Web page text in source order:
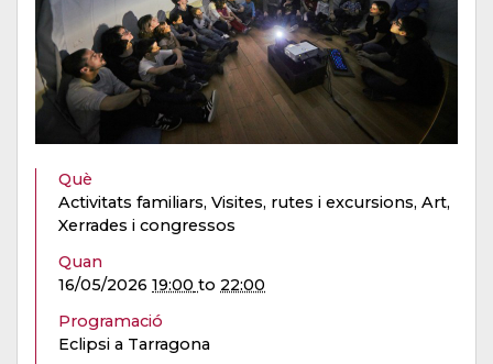
Què
Activitats familiars, Visites, rutes i excursions, Art,
Xerrades i congressos
Quan
16/05/2026 19:00 to 22:00
Programació
Eclipsi a Tarragona